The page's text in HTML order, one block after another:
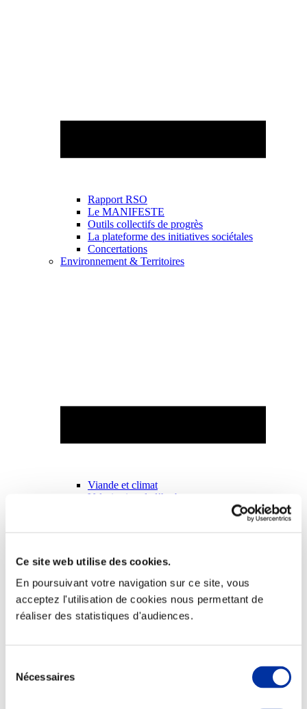
Ce site web utilise des cookies.
En poursuivant votre navigation sur ce site, vous
acceptez l'utilisation de cookies nous permettant de
réaliser des statistiques d'audiences.
Nécessaires
Rapport RSO
Le MANIFESTE
Outils collectifs de progrès
La plateforme des initiatives sociétales
Concertations
Environnement & Territoires
Viande et climat
Valorisation de l’herbe
Bien-être, Protection et Santé des animaux